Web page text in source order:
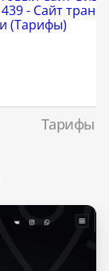
Тарифы